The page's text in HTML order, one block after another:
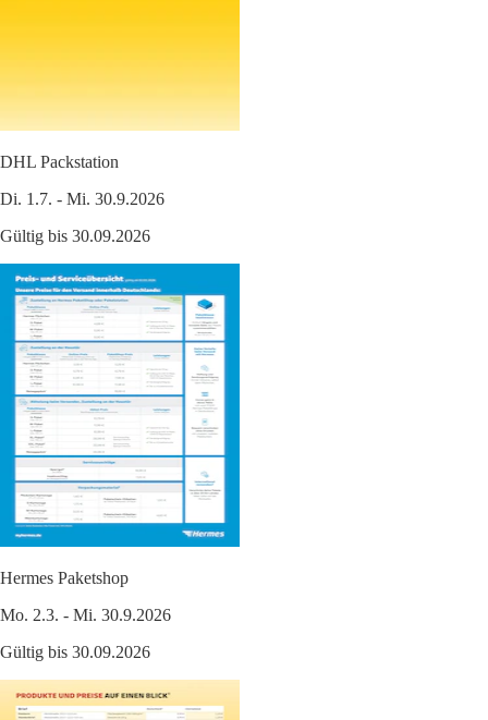
DHL Packstation
Di. 1.7. - Mi. 30.9.2026
Gültig bis 30.09.2026
Hermes Paketshop
Mo. 2.3. - Mi. 30.9.2026
Gültig bis 30.09.2026